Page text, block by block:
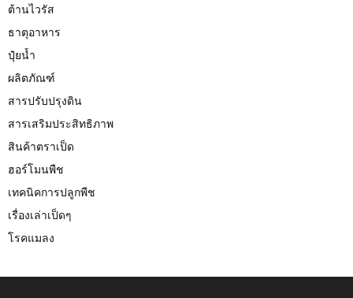
ต้านไวรัส
ธาตุอาหาร
ปุ๋ยน้ำ
ผลิตภัณฑ์
สารปรับปรุงดิน
สารเสริมประสิทธิภาพ
สินค้าตราเป็ด
ฮอร์โมนพืช
เทคนิคการปลูกพืช
เรื่องเล่าเป็ดๆ
โรคแมลง